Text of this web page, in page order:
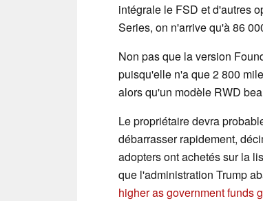
intégrale le FSD et d'autres
Series, on n'arrive qu'à 86
Non pas que la version
puisqu'elle n'a que 2 800
alors qu'un modèle RWD
Le propriétaire devra
débarrasser rapidement,
adopters ont achetés sur la
que l'administration Trump
higher as government funds